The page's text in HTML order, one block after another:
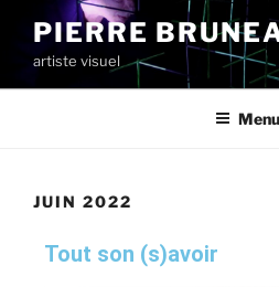
PIERRE
artiste visuel
Menu
JUIN 2022
Tout son (s)avoir